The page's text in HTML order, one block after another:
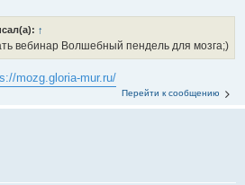
↑
вебинар Волшебный пендель для мозга;)
mozg.gloria-mur.ru/
Перейти к сообщению